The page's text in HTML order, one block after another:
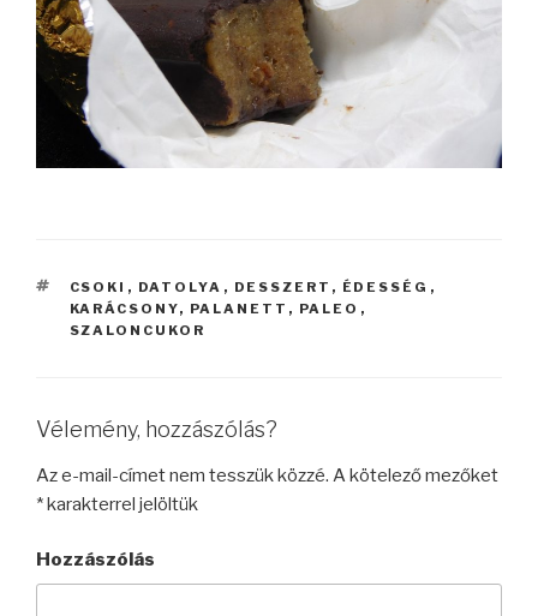
CÍMKÉK
CSOKI , DATOLYA , DESSZERT , ÉDESSÉG ,
KARÁCSONY, PALANETT , PALEO ,
SZALONCUKOR
Vélemény, hozzászólás?
Az e-mail-címet nem tesszük közzé. A kötelező mezőket
*karakterrel jelöltük
Hozzászólás